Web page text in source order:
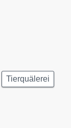
Tierquälerei